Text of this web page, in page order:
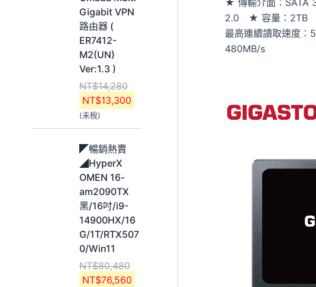
3
,
2
4
0
。
1
Gigabit VPN
路由器 (
ER7412-
M2(UN)
Ver:1.3 )
NT$14,280
價
格
：
N
T
1
4
,
8
0
。
NT$13,300
價
1
(未稅)
◤暢銷熱賣
◢HyperX
OMEN 16-
am2090TX
黑/16吋/i9-
14900HX/16
G/1T/RTX507
0/Win11
NT$80,480
原
始
價
：
N
T
$
8
0
NT$76,560
N
T
6
★ 傳輸介面：SATA
2.0 ★ 容量：2TB
最高連續讀取速度
480MB/s
始
價